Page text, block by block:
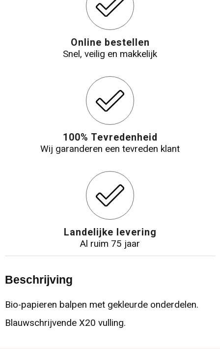
Online bestellen
Snel, veilig en makkelijk
100% Tevredenheid
Wij garanderen een tevreden klant
Landelijke levering
Al ruim 75 jaar
Beschrijving
Bio-papieren balpen met gekleurde onderdelen.
Blauwschrijvende X20 vulling.